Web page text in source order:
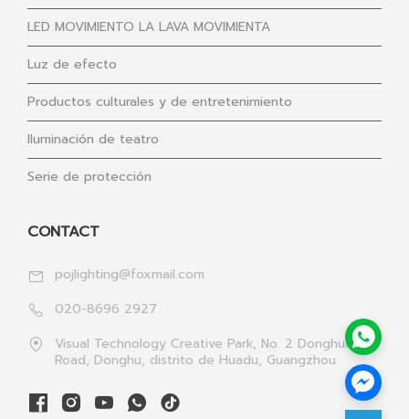
LED MOVIMIENTO LA LAVA MOVIMIENTA
Luz de efecto
Productos culturales y de entretenimiento
Iluminación de teatro
Serie de protección
CONTACT
pojlighting@foxmail.com
020-8696 2927
Visual Technology Creative Park, No. 2 Donghua 1st
Road, Donghu, distrito de Huadu, Guangzhou